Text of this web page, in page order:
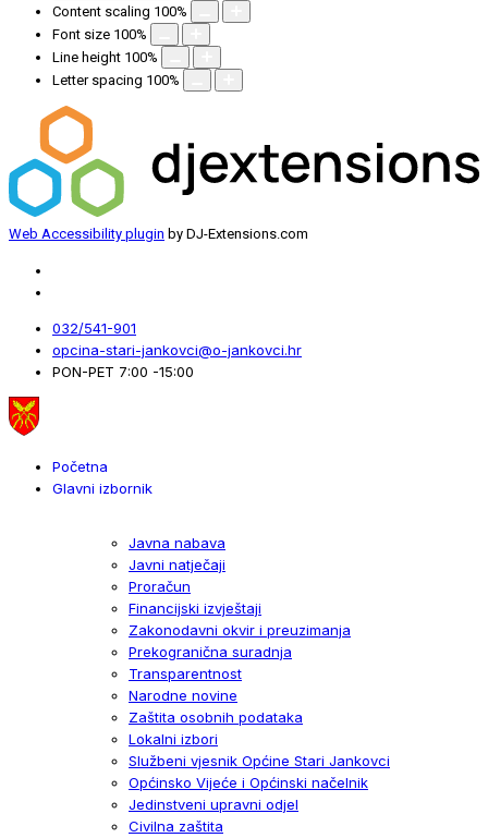
Content scaling 100%
Font size 100%
Line height 100%
Letter spacing 100%
Web Accessibility plugin by DJ-Extensions.com
032/541-901
opcina-stari-jankovci@o-jankovci.hr
PON-PET 7:00 -15:00
Početna
Glavni izbornik
Javna nabava
Javni natječaji
Proračun
Financijski izvještaji
Zakonodavni okvir i preuzimanja
Prekogranična suradnja
Transparentnost
Narodne novine
Zaštita osobnih podataka
Lokalni izbori
Službeni vjesnik Općine Stari Jankovci
Općinsko Vijeće i Općinski načelnik
Jedinstveni upravni odjel
Civilna zaštita